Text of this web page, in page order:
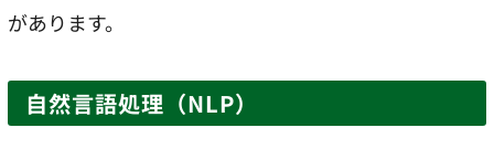
があります。
自然言語処理（NLP）